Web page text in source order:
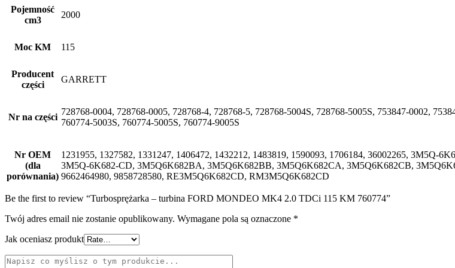
Pojemność
cm3
2000
Moc KM 115
Producent
części
GARRETT
Nr na części
728768-0004, 728768-0005, 728768-4, 728768-5, 728768-5004S, 728768-5005S, 753847-0002,
760774-5003S, 760774-5005S, 760774-9005S
Nr OEM
(dla
porównania)
1231955, 1327582, 1331247, 1406472, 1432212, 1483819, 1590093, 1706184, 36002265,
3M5Q-6K682-CD, 3M5Q6K682BA, 3M5Q6K682BB, 3M5Q6K682CA, 3M5Q6K682CB,
9662464980, 9858728580, RE3M5Q6K682CD, RM3M5Q6K682CD
Be the first to review “Turbosprężarka – turbina FORD MONDEO MK4 2.0 TDCi 115 KM 760774”
Twój adres email nie zostanie opublikowany. Wymagane pola są oznaczone *
Jak oceniasz produkt